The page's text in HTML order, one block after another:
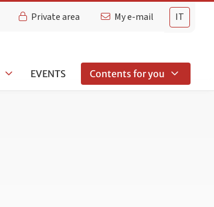
IT
Private area My e-mail
EVENTS Contents for you